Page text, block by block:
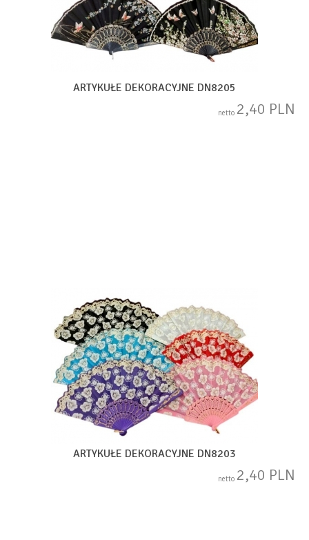
ARTYKUŁE DEKORACYJNE DN8205
netto 2,40 PLN
ARTYKUŁE DEKORACYJNE DN8203
netto 2,40 PLN